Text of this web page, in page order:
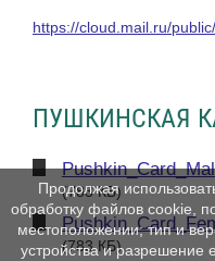
https://cloud.mail.ru/
ПУШКИНСКАЯ
(783 КБ)
(783 КБ)
Продолжая
обработку файлов cookie,
местоположении; тип и
устройства и разрешение